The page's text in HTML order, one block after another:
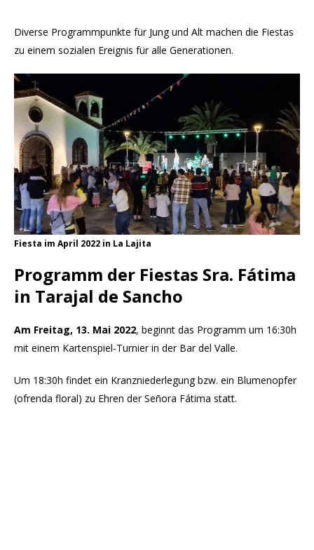
Diverse Programmpunkte für Jung und Alt machen die Fiestas
zu einem sozialen Ereignis für alle Generationen.
Fiesta im April 2022 in La Lajita
Programm der Fiestas Sra. Fátima
in Tarajal de Sancho
Am Freitag, 13. Mai 2022, beginnt das Programm um 16:30h
mit einem Kartenspiel-Turnier in der Bar del Valle.
Um 18:30h findet ein Kranzniederlegung bzw. ein Blumenopfer
(ofrenda floral) zu Ehren der Señora Fátima statt.